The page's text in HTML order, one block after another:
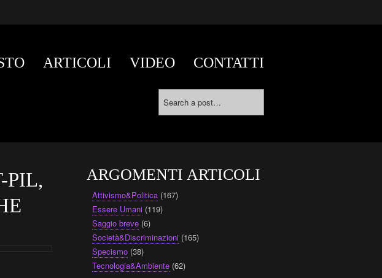
ARTICOLI VIDEO CONTATTI
PIL,
ARGOMENTI ARTICOLI
Attivismo&Politica (167)
Essere Umani (119)
Saggio breve (6)
Società&Discriminazioni (165)
Specismo (38)
Tecnologia&Ambiente (62)